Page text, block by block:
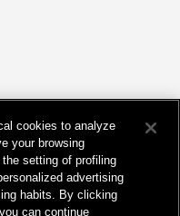
cookies to analyze
your browsing
setting of profiling
advertising
habits. By clicking
can continue